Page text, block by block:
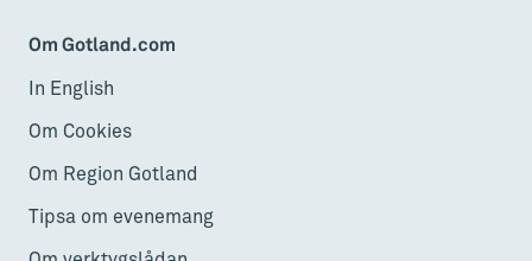
Om Gotland.com
In English
Om Cookies
Om Region Gotland
Tipsa om evenemang